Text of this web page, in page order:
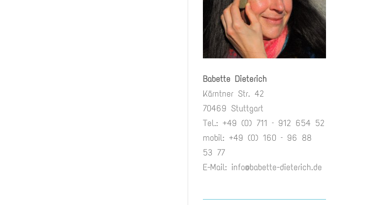
Babette Dieterich
Kärntner Str. 42
70469 Stuttgart
Tel.: +49 (0) 711 – 912 654 52
mobil: +49 (0) 160 – 96 88
53 77
E-Mail:info@babette-dieterich.de